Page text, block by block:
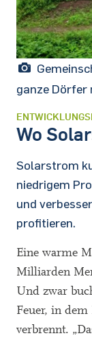
ganze
Wo
Solarstrom
niedrigem
und
profitieren.
Eine warme
Milliarden
Und zwar
Feuer, in
verbrennt.